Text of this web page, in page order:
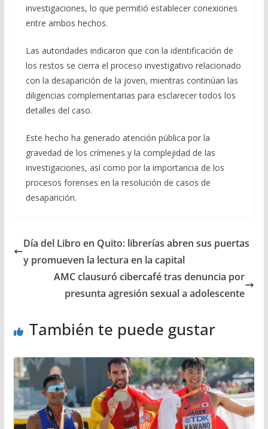
investigaciones, lo que permitió establecer conexiones
entre ambos hechos.
Las autoridades indicaron que con la identificación de
los restos se cierra el proceso investigativo relacionado
con la desaparición de la joven, mientras continúan las
diligencias complementarias para esclarecer todos los
detalles del caso.
Este hecho ha generado atención pública por la
gravedad de los crímenes y la complejidad de las
investigaciones, así como por la importancia de los
procesos forenses en la resolución de casos de
desaparición.
Día del Libro en Quito: librerías abren sus puertas
y promueven la lectura en la capital
AMC clausuró cibercafé tras denuncia por
presunta agresión sexual a adolescente
También te puede gustar